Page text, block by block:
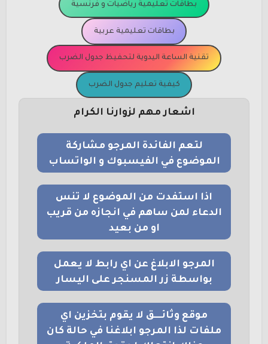
بطاقات تعليمية عربية
تقنية الساعة اليدوية لتحفيظ جدول الضرب
كيفية تعليم جدول الضرب
لتعم الفائدة المرجو مشاركة
الموضوع في الفيسبوك و الواتساب
اذا استفدت من الموضوع لا تنس
الدعاء لمن ساهم في انجازه من قريب
او من بعيد
المرجو الابلاغ عن اي رابط لا يعمل
بواسطة زر المسنجر على اليسار
موقع وثائــــق لا يقوم بتخزين اي
ملفات لذا المرجو ابلاغنا في حالة كان
هناك انتهاك لحقوق الملكية